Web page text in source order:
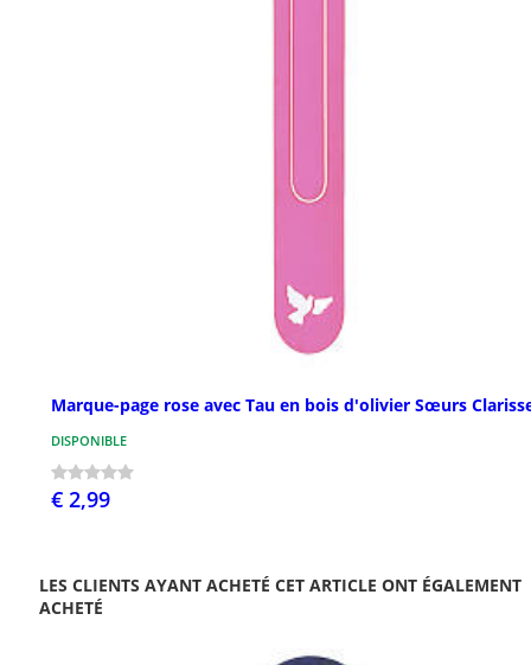
Marque-page rose avec Tau en bois d'olivier Sœurs
DISPONIBLE
€ 2,99
LES CLIENTS AYANT ACHETÉ CET ARTICLE ONT ÉGALEMENT
ACHETÉ